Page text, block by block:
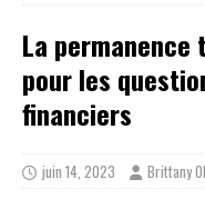
La
pour les
financiers
juin 14, 2023 Brittany